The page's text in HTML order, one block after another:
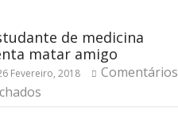
de medicina
matar amigo
Fevereiro, 2018
Comentários